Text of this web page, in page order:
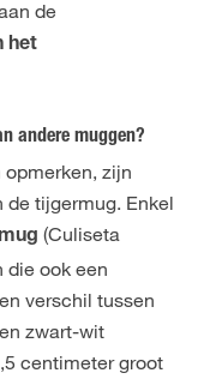
de
het
andere muggen?
zijn
de tijgermug. Enkel
(Culiseta
die ook een
verschil tussen
zwart-wit
centimeter groot